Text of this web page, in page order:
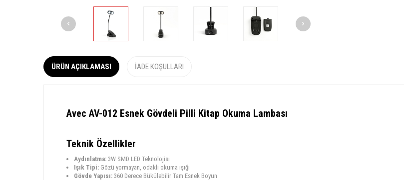
ÜRÜN AÇIKLAMASI İADE KOŞULLARI
Avec AV-012 Esnek Gövdeli Pilli Kitap Okuma Lambası
Teknik Özellikler
Aydınlatma: 3W SMD LED Teknolojisi
Işık Tipi: Gözü yormayan, odaklı okuma ışığı
Gövde Yapısı: 360 Derece Bükülebilir Tam Esnek Boyun